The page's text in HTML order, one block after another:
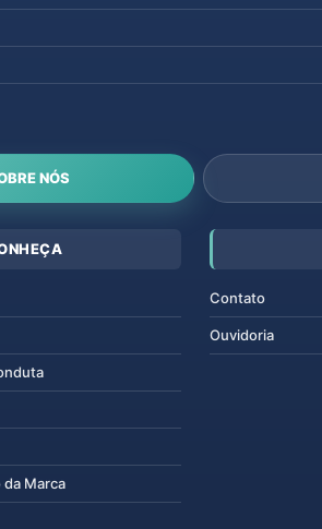
NÓS
da Marca
Contato
Ouvidoria